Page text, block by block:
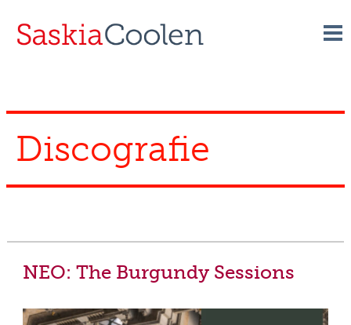
content
Discografie
NEO: The Burgundy Sessions